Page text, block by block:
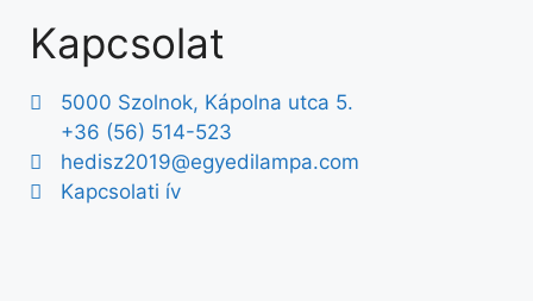
Kapcsolat
5000 Szolnok, Kápolna utca 5.
+36 (56) 514-523
hedisz2019@egyedilampa.com
Kapcsolati ív